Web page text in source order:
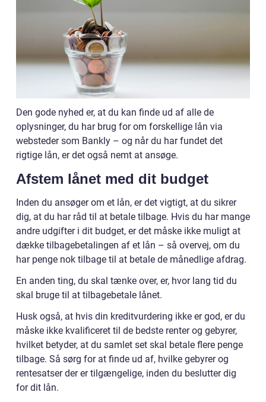
Den gode nyhed er, at du kan finde ud af alle de
oplysninger, du har brug for om forskellige lån via
websteder som Bankly – og når du har fundet det
rigtige lån, er det også nemt at ansøge.
Afstem lånet med dit budget
Inden du ansøger om et lån, er det vigtigt, at du sikrer
dig, at du har råd til at betale tilbage. Hvis du har mange
andre udgifter i dit budget, er det måske ikke muligt at
dække tilbagebetalingen af et lån – så overvej, om du
har penge nok tilbage til at betale de månedlige afdrag.
En anden ting, du skal tænke over, er, hvor lang tid du
skal bruge til at tilbagebetale lånet.
Husk også, at hvis din kreditvurdering ikke er god, er du
måske ikke kvalificeret til de bedste renter og gebyrer,
hvilket betyder, at du samlet set skal betale flere penge
tilbage. Så sørg for at finde ud af, hvilke gebyrer og
rentesatser der er tilgængelige, inden du beslutter dig
for dit lån.